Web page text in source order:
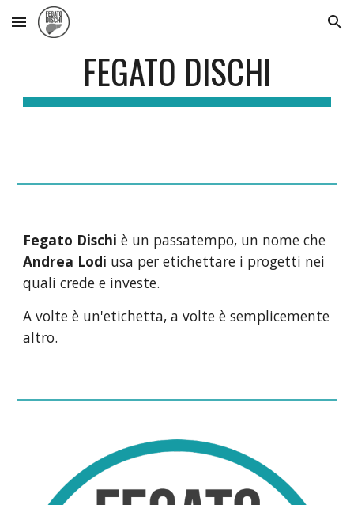
Skip to main content Skip to navigation
FEGATO DISCHI
Fegato Dischi
Andrea Lodi usa per etichettare i progetti nei
quali crede e investe.
A volte è un'etichetta, a volte è semplicemente
altro.